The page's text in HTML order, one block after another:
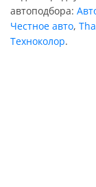
автоподбора:
Честное авто,
Техноколор.